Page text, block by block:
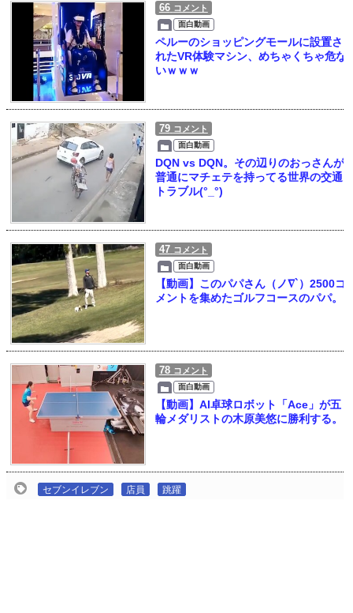
66 コメント
面白動画
ペルーのショッピングモールに設置さ
れたVR体験マシン、めちゃくちゃ危な
いｗｗｗ
79 コメント
面白動画
DQN vs DQN。その辺りのおっさんが
普通にマチェテを持ってる世界の交通
トラブル(°_°)
47 コメント
面白動画
【動画】このパパさん（ノ∇`）2500コ
メントを集めたゴルフコースのパパ。
78 コメント
面白動画
【動画】AI卓球ロボット「Ace」が五
輪メダリストの木原美悠に勝利する。
セブンイレブン 店員 跳躍